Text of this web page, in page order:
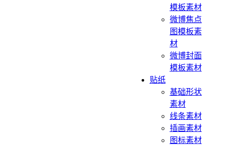
模板素材
微博焦点
图模板素
材
微博封面
模板素材
贴纸
基础形状
素材
线条素材
插画素材
图标素材